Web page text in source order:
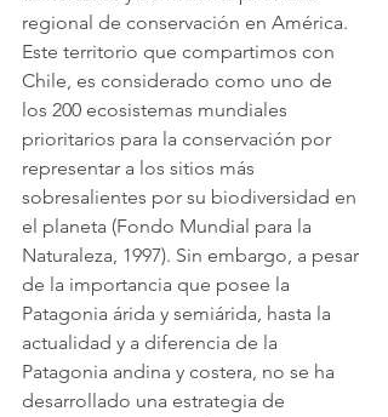
regional de conservación en América.
Este territorio que compartimos con
Chile, es considerado como uno de
los 200 ecosistemas mundiales
prioritarios para la conservación por
representar a los sitios más
sobresalientes por su biodiversidad en
el planeta (Fondo Mundial para la
Naturaleza, 1997). Sin embargo, a pesar
de la importancia que posee la
Patagonia árida y semiárida, hasta la
actualidad y a diferencia de la
Patagonia andina y costera, no se ha
desarrollado una estrategia de